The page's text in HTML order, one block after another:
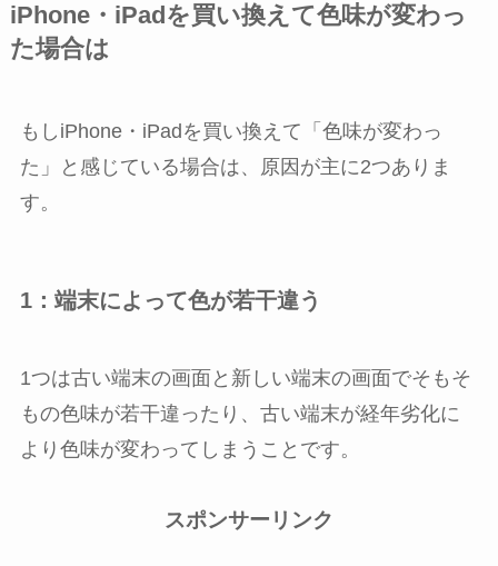
iPhone・iPadを買い換えて色味が変わっ
た場合は
もしiPhone・iPadを買い換えて「色味が変わっ
た」と感じている場合は、原因が主に2つありま
す。
1：端末によって色が若干違う
1つは古い端末の画面と新しい端末の画面でそもそ
もの色味が若干違ったり、古い端末が経年劣化に
より色味が変わってしまうことです。
スポンサーリンク